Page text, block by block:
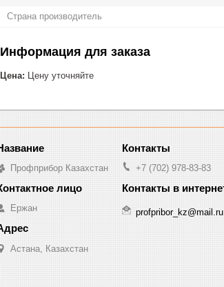
Страна производитель
Информация для заказа
Цена: Цену уточняйте
Профприбор Казахстан
Ержан
Астана, Казахстан
+7 (702) 978-83-83
profpribor_kz@mail.ru